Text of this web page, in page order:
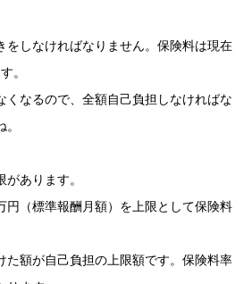
をしなければなりません。保険料は現在
。
くなるので、全額自己負担しなければな
あります。
円（標準報酬月額）を上限として保険料
た額が自己負担の上限額です。保険料率